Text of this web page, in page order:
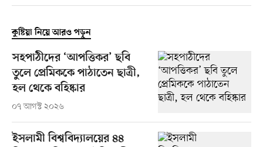
কুষ্টিয়া নিয়ে আরও পড়ুন
সহপাঠীদের ‘আপত্তিকর’ ছবি
তুলে প্রেমিককে পাঠাতেন ছাত্রী,
হল থেকে বহিষ্কার
০৭ আগস্ট ২০২৬
ইসলামী বিশ্ববিদ্যালয়ের ৪৪